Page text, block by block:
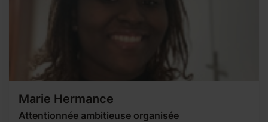
Marie Hermance
Attentionnée ambitieuse organisée